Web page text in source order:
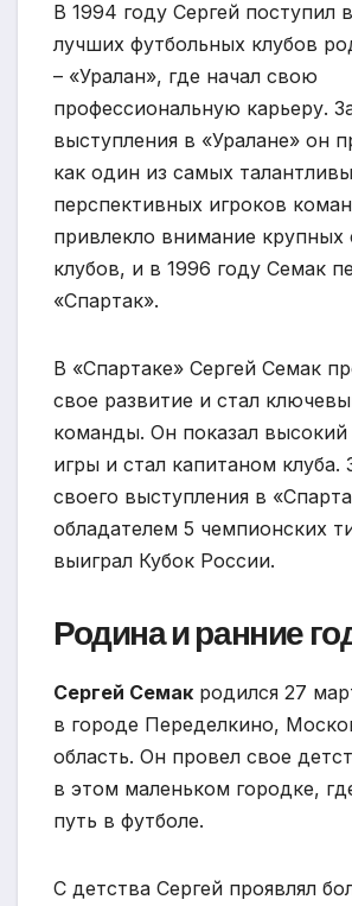
В 1994 году Сергей поступил
лучших футбольных клубов
– «Уралан», где начал свою
профессиональную карьеру.
выступления в «Уралане» он
как один из самых
перспективных игроков
привлекло внимание крупных
клубов, и в 1996 году Семак
«Спартак».
В «Спартаке» Сергей Семак
свое развитие и стал
команды. Он показал высокий
игры и стал капитаном клуба.
своего выступления в
обладателем 5 чемпионских
выиграл Кубок России.
Родина и ранние
Сергей Семак родился 27
в городе Переделкино,
область. Он провел свое
в этом маленьком городке,
путь в футболе.
С детства Сергей проявлял